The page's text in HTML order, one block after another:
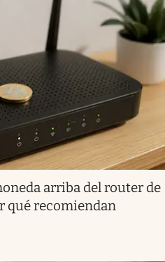
arriba del router de
qué recomiendan